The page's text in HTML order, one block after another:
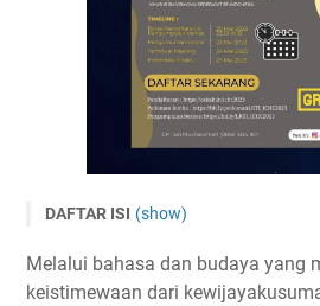
DAFTAR ISI (show)
Tema dan Subtema
Melalui bahasa dan budaya yang
keistimewaan dari